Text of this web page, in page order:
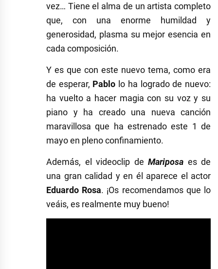
vez… Tiene el alma de un artista completo
que, con una enorme humildad y
generosidad, plasma su mejor esencia en
cada composición.
Y es que con este nuevo tema, como era
de esperar, Pablo lo ha logrado de nuevo:
ha vuelto a hacer magia con su voz y su
piano y ha creado una nueva canción
maravillosa que ha estrenado este 1 de
mayo en pleno confinamiento.
Además, el videoclip de Mariposa es de
una gran calidad y en él aparece el actor
Eduardo Rosa. ¡Os recomendamos que lo
veáis, es realmente muy bueno!